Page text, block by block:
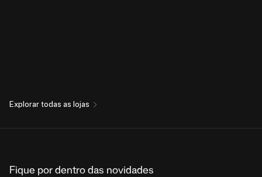
Explorar todas as lojas
Fique por dentro das novidades